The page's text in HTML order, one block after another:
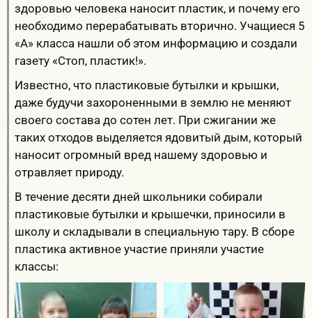
здоровью человека наносит пластик, и почему его
необходимо перерабатывать вторично. Учащиеся 5
«А» класса нашли об этом информацию и создали
газету «Стоп, пластик!».
Известно, что пластиковые бутылки и крышки,
даже будучи захороненными в землю не меняют
своего состава до сотен лет. При сжигании же
таких отходов выделяется ядовитый дым, который
наносит огромный вред нашему здоровью и
отравляет природу.
В течение десяти дней школьники собирали
пластиковые бутылки и крышечки, приносили в
школу и складывали в специальную тару. В сборе
пластика активное участие приняли участие
классы: